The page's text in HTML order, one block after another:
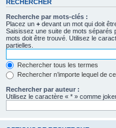
RECHERCHER
Recherche par mots-clés :
Placez un + devant un mot qui doit
Saisissez une suite de mots séparés
mots doit être trouvé. Utilisez le
partielles.
Rechercher tous les termes
Rechercher n’importe lequel de
Rechercher par auteur :
Utilisez le caractère « * » comme